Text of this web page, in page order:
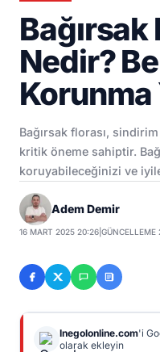
Bağırsak
Nedir?
Korunma
Bağırsak florası, sindirim
kritik öneme sahiptir.
koruyabileceğinizi ve
Adem Demir
16 MART 2025 20:26 |
Inegolonline.com'i
olarak ekleyin